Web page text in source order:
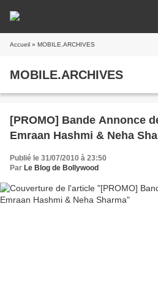
Accueil » MOBILE.ARCHIVES
MOBILE.ARCHIVES
[PROMO] Bande Annonce
Emraan Hashmi & Neha
Publié le 31/07/2010 à 23:50
Par Le Blog de Bollywood